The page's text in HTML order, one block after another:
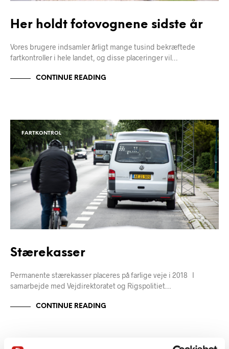
Her holdt fotovognene sidste år
Vores brugere indsamler årligt mange tusind bekræftede
fartkontroller i hele landet, og disse placeringer vil…
CONTINUE READING
FARTKONTROL
Stærekasser
Permanente stærekasser placeres på farlige veje i 2018 I
samarbejde med Vejdirektoratet og Rigspolitiet…
CONTINUE READING